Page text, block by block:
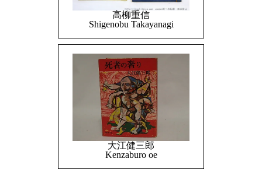
高柳重信
Shigenobu Takayanagi
大江健三郎
Kenzaburo oe